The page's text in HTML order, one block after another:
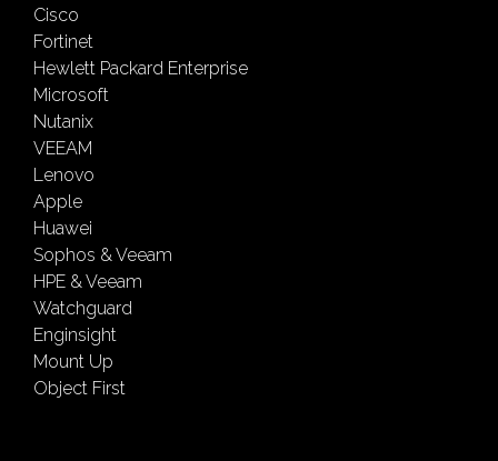
Cisco
Fortinet
Hewlett Packard Enterprise
Microsoft
Nutanix
VEEAM
Lenovo
Apple
Huawei
Sophos & Veeam
HPE & Veeam
Watchguard
Enginsight
Mount Up
Object First